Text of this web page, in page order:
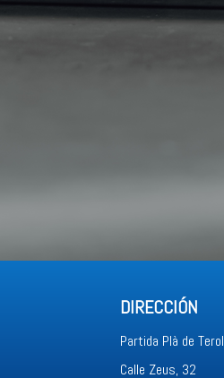
DIRECCIÓN
Partida Plà de Terol
Calle Zeus, 32